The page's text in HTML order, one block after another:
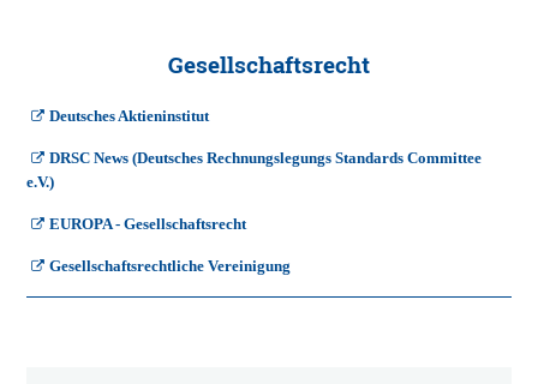
Gesellschaftsrecht
Deutsches Aktieninstitut
DRSC News (Deutsches Rechnungslegungs Standards Committee
e.V.)
EUROPA - Gesellschaftsrecht
Gesellschaftsrechtliche Vereinigung